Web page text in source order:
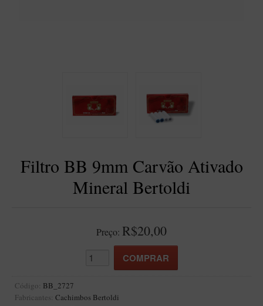
Blends Para Enrolar
Doctor Pipe
LINHA IDELFONSO BERTOLDI
Filtro BB 9mm Carvão Ativado
Mineral Bertoldi
Preço: R$20,00
Código: BB_2727
Fabricantes: Cachimbos Bertoldi